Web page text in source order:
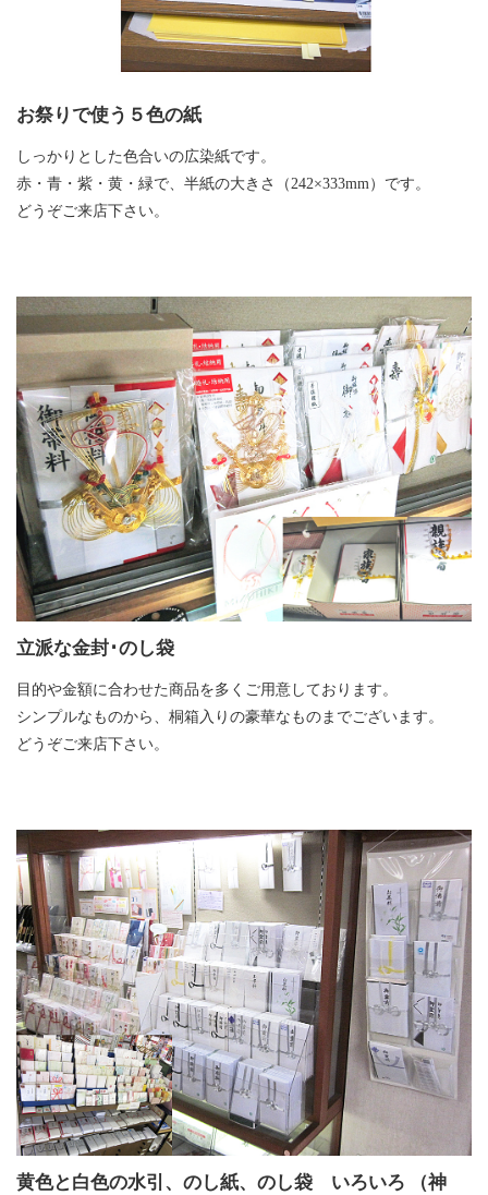
お祭りで使う５色の紙
しっかりとした色合いの広染紙です。
赤・青・紫・黄・緑で、半紙の大きさ（242×333mm）です。
どうぞご来店下さい。
立派な金封･のし袋
目的や金額に合わせた商品を多くご用意しております。
シンプルなものから、桐箱入りの豪華なものまでございます。
どうぞご来店下さい。
黄色と白色の水引、のし紙、のし袋 いろいろ （神